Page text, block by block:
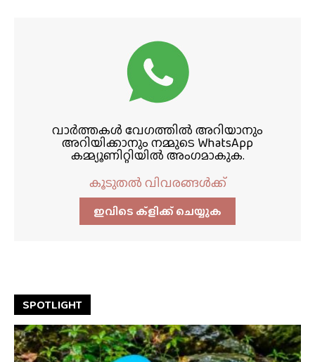
വാർത്തകൾ വേഗത്തിൽ അറിയാനും
അറിയിക്കാനും നമ്മുടെ WhatsApp
കമ്മ്യൂണിറ്റിയിൽ അംഗമാകുക.
കൂടുതൽ വിവരങ്ങൾക്ക്
ഇവിടെ ക്ളിക്ക്‌ ചെയ്യുക
SPOTLIGHT